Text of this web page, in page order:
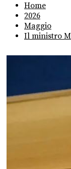
Home
2026
Maggio
Il ministro